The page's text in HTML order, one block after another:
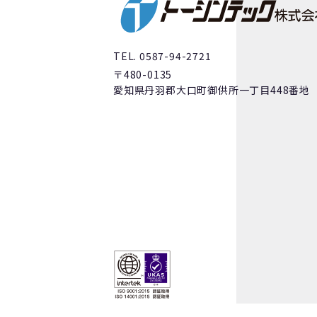
TEL. 0587-94-2721
〒480-0135
愛知県丹羽郡大口町御供所一丁目448番地